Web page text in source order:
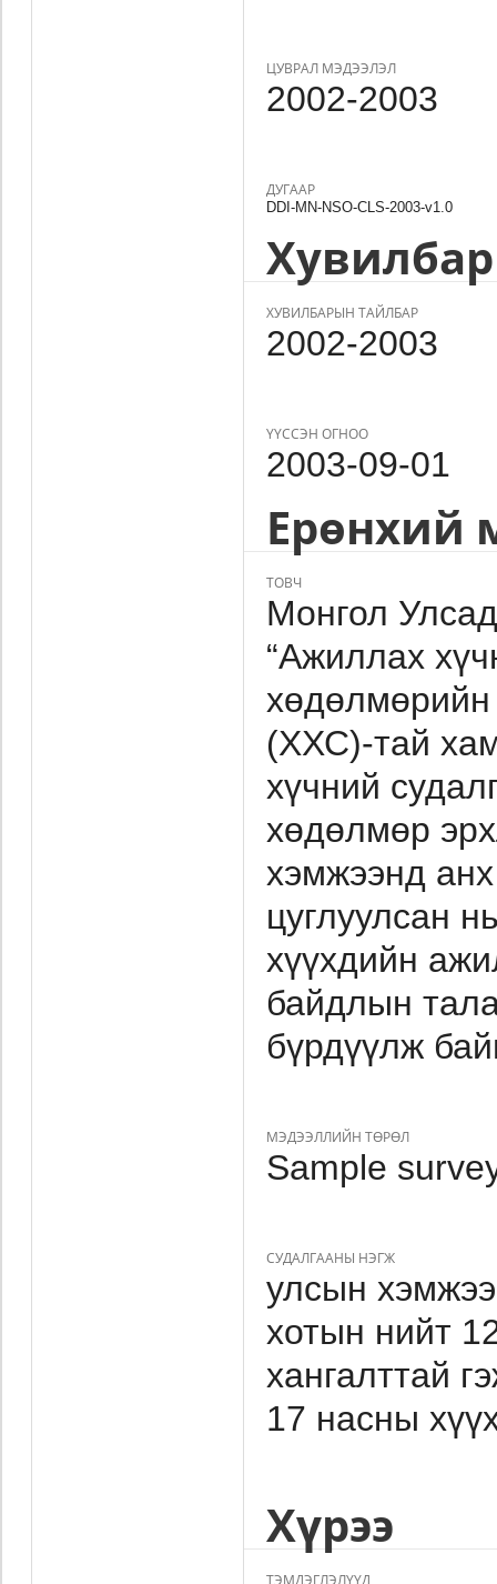
ЦУВРАЛ МЭДЭЭЛЭЛ
2002-2003
ДУГААР
DDI-MN-NSO-CLS-2003-v1.0
Хувилбар
ХУВИЛБАРЫН ТАЙЛБАР
2002-2003
ҮҮССЭН ОГНОО
2003-09-01
Ерөнхий
ТОВЧ
Монгол
“Ажиллах
хөдөлмөрийн
(ХХС)-тай
хүчний
хөдөлмөр
хэмжээнд
цуглуулсан
хүүхдийн
байдлын
бүрдүүлж
МЭДЭЭЛЛИЙН ТӨРӨЛ
Sample
СУДАЛГААНЫ НЭГЖ
улсын
хотын нийт
хангалттай
17 насны
Хүрээ